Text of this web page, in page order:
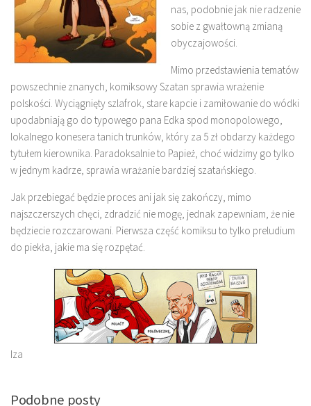
nas, podobnie jak nie radzenie
sobie z gwałtowną zmianą
obyczajowości.
Mimo przedstawienia tematów
powszechnie znanych, komiksowy Szatan sprawia wrażenie
polskości. Wyciągnięty szlafrok, stare kapcie i zamiłowanie do wódki
upodabniają go do typowego pana Edka spod monopolowego,
lokalnego konesera tanich trunków, który za 5 zł obdarzy każdego
tytułem kierownika. Paradoksalnie to Papież, choć widzimy go tylko
w jednym kadrze, sprawia wrażanie bardziej szatańskiego.
Jak przebiegać będzie proces ani jak się zakończy, mimo
najszczerszych chęci, zdradzić nie mogę, jednak zapewniam, że nie
będziecie rozczarowani. Pierwsza część komiksu to tylko preludium
do piekła, jakie ma się rozpętać.
Iza
Podobne posty